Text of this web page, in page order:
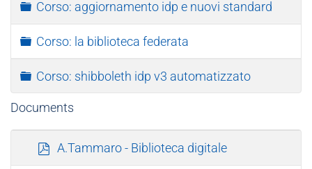
Folder
Corso: aggiornamento idp e nuovi standard
Folder
Corso: la biblioteca federata
Folder
Corso: shibboleth idp v3 automatizzato
Documents
p
A.Tammaro - Biblioteca digitale